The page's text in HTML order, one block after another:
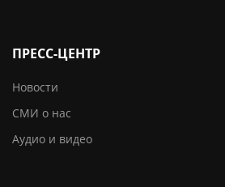
ПРЕСС-ЦЕНТР
Новости
СМИ о нас
Аудио и видео